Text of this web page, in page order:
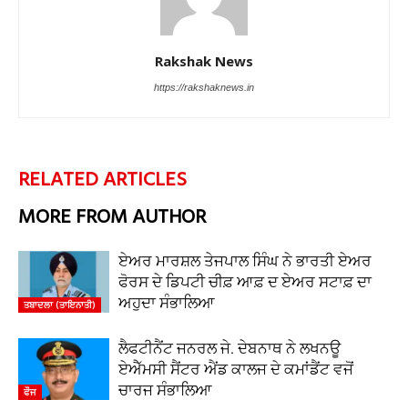
Rakshak News
https://rakshaknews.in
RELATED ARTICLES
MORE FROM AUTHOR
ਤਬਾਦਲਾ (ਤਾਇਨਾਤੀ)
ਏਅਰ ਮਾਰਸ਼ਲ ਤੇਜਪਾਲ ਸਿੰਘ ਨੇ ਭਾਰਤੀ ਏਅਰ
ਫੋਰਸ ਦੇ ਡਿਪਟੀ ਚੀਫ਼ ਆਫ਼ ਦ ਏਅਰ ਸਟਾਫ਼ ਦਾ
ਅਹੁਦਾ ਸੰਭਾਲਿਆ
ਫੌਜ
ਲੈਫਟੀਨੈਂਟ ਜਨਰਲ ਜੇ. ਦੇਬਨਾਥ ਨੇ ਲਖਨਊ
ਏਐੱਮਸੀ ਸੈਂਟਰ ਐਂਡ ਕਾਲਜ ਦੇ ਕਮਾਂਡੈਂਟ ਵਜੋਂ
ਚਾਰਜ ਸੰਭਾਲਿਆ